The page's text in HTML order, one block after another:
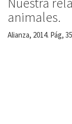
animales.
Alianza, 2014. Pág,